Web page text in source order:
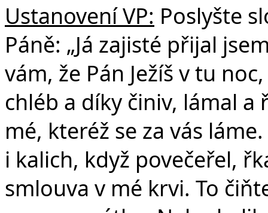
Ustanovení VP: Poslyšte
Páně: „Já zajisté přijal
vám, že Pán Ježíš v tu
chléb a díky činiv, lámal a
mé, kteréž se za vás
i kalich, když povečeřel,
smlouva v mé krvi. To